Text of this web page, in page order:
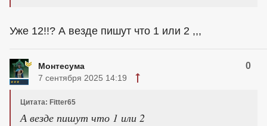
Уже 12!!? А везде пишут что 1 или 2 ,,,
Монтесума 0
7 сентября 2025 14:19
Цитата: Fitter65
А везде пишут что 1 или 2